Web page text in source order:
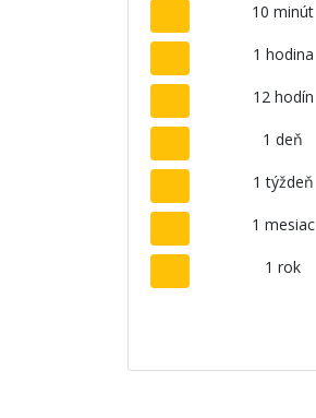
10 minút
1 hodina
12 hodín
1 deň
1 týždeň
1 mesiac
1 rok